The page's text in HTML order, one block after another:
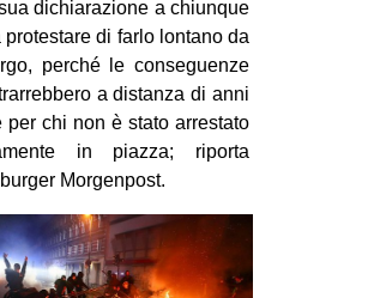
dichiarazione a chiunque
protestare di farlo lontano da
perché le conseguenze
a distanza di anni
per chi non è stato arrestato
in piazza; riporta
Morgenpost.